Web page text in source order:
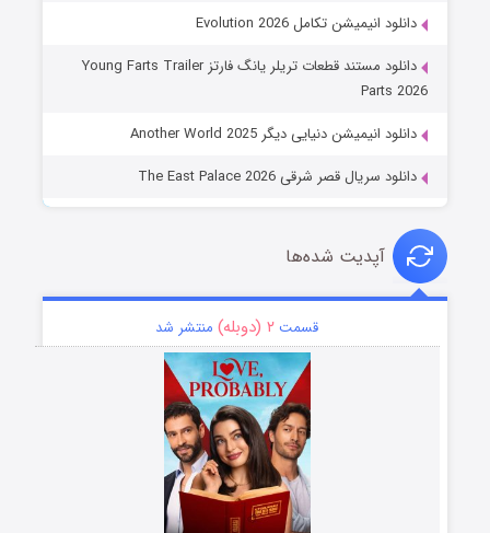
دانلود انیمیشن تکامل Evolution 2026
دانلود مستند قطعات تریلر یانگ فارتز Young Farts Trailer
Parts 2026
دانلود انیمیشن دنیایی دیگر Another World 2025
دانلود سریال قصر شرقی The East Palace 2026
آپدیت شده‌ها
قسمت ۲ (دوبله) منتشر شد